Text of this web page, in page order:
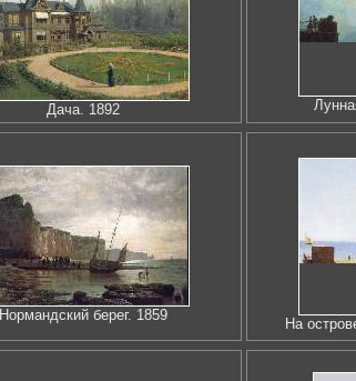
Дача. 1892
Нормандский берег. 1859
На